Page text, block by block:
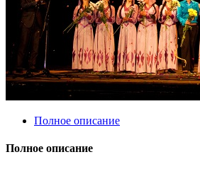
Полное описание
Полное описание